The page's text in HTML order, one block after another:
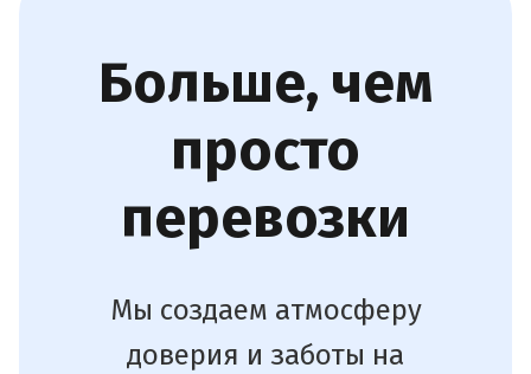
Больше, чем
просто
перевозки
Мы создаем атмосферу
доверия и заботы на